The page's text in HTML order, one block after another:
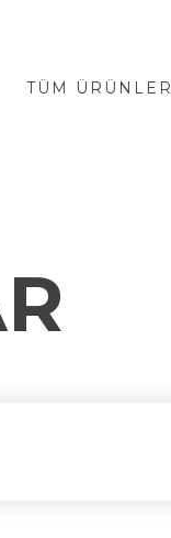
TÜM ÜRÜNLER